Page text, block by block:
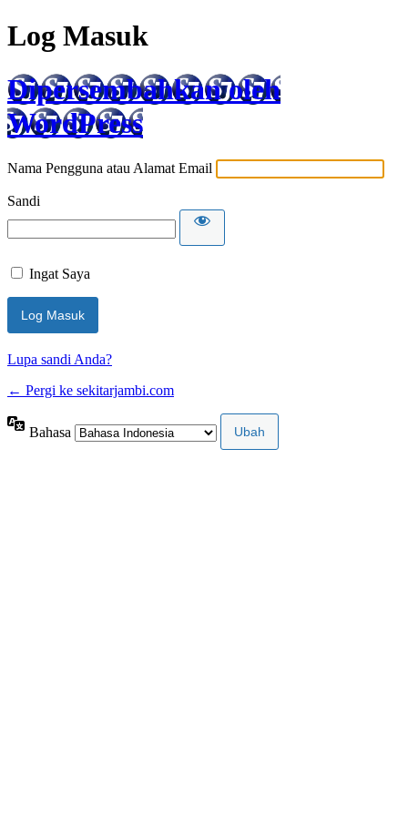
Log Masuk
Dipersembahkan oleh
WordPress
Nama Pengguna atau Alamat Email
Sandi
Ingat Saya
Lupa sandi Anda?
← Pergi ke sekitarjambi.com
Bahasa